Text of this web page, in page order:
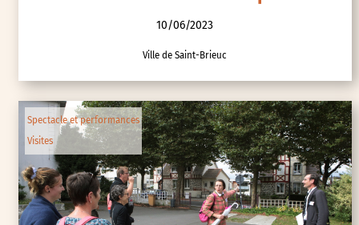
10/06/2023
Ville de Saint-Brieuc
Spectacle et performances
Visites